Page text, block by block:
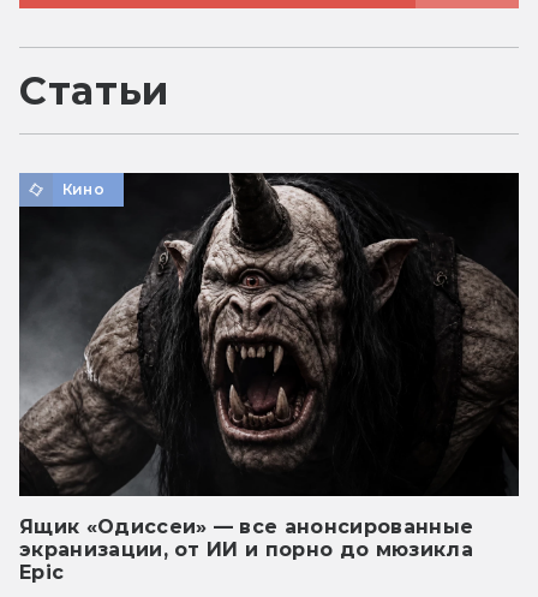
Статьи
Кино
Ящик «Одиссеи» — все анонсированные
экранизации, от ИИ и порно до мюзикла
Epic